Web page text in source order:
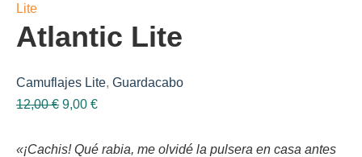
Lite
Atlantic Lite
Camuflajes Lite, Guardacabo
12,00€ El
original
9,00 €El
actual
«¡Cachis! Qué rabia, me olvidé la pulsera en casa antes